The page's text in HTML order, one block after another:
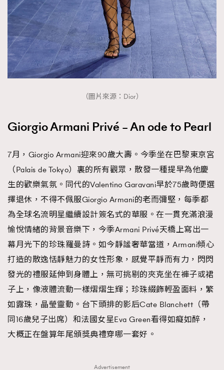
（圖片來源：Dior）
Giorgio Armani Privé – An ode to Pearl
7月，Giorgio Armani迎來90歲大壽。今季坐在巴黎東京宮
（Palais de Tokyo）裏的所有觀眾，散發一種提早為他慶
生的歡樂氣氛。同代的Valentino Garavani早於75歲時便選
擇退休，不得不佩服Giorgio Armani的老而彌堅，每季都
為全球名流明星繼續設計簽名式的華服。在一貫充滿浪漫
愉悅情緒的背景音樂下，今季Armani Privé天橋上寫出一
幕月光下的珍珠羅曼詩。如今靜謐奢華當道，Armani傾心
打造的散逸恬靜魅力的女性形象，感覺平靜而有力，閃閃
發光的禮服延伸到身體上，無可挑剔的夾克坐在褲子或裙
子上，像液體流動一樣熠熠生輝；珍珠綴飾輕盈面料，繁
如露珠，晶瑩靈動。台下頭排的影后Cate Blanchett（帶
同16歲兒子出席）和法國女星Eva Green看得如癡如醉，
大概正在盤算年尾頒獎典禮穿哪一套好。
Advertisement